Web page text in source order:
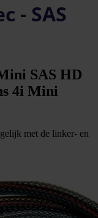
- SAS
SAS HD
4i Mini
met de linker- en